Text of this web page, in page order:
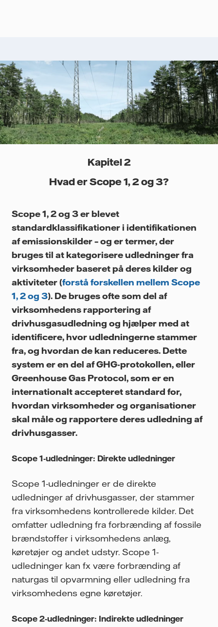
Kapitel 2
Hvad er Scope 1, 2 og 3?
Scope 1, 2 og 3 er blevet
standardklassifikationer i identifikationen
af emissionskilder – og er termer, der
bruges til at kategorisere udledninger fra
virksomheder baseret på deres kilder og
aktiviteter (forstå forskellen mellem Scope
1, 2 og 3). De bruges ofte som del af
virksomhedens rapportering af
drivhusgasudledning og hjælper med at
identificere, hvor udledningerne stammer
fra, og hvordan de kan reduceres. Dette
system er en del af GHG-protokollen, eller
Greenhouse Gas Protocol, som er en
internationalt accepteret standard for,
hvordan virksomheder og organisationer
skal måle og rapportere deres udledning af
drivhusgasser.
Scope 1-udledninger: Direkte udledninger
Scope 1-udledninger er de direkte
udledninger af drivhusgasser, der stammer
fra virksomhedens kontrollerede kilder. Det
omfatter udledning fra forbrænding af fossile
brændstoffer i virksomhedens anlæg,
køretøjer og andet udstyr. Scope 1-
udledninger kan fx være forbrænding af
naturgas til opvarmning eller udledning fra
virksomhedens egne køretøjer.
Scope 2-udledninger: Indirekte udledninger